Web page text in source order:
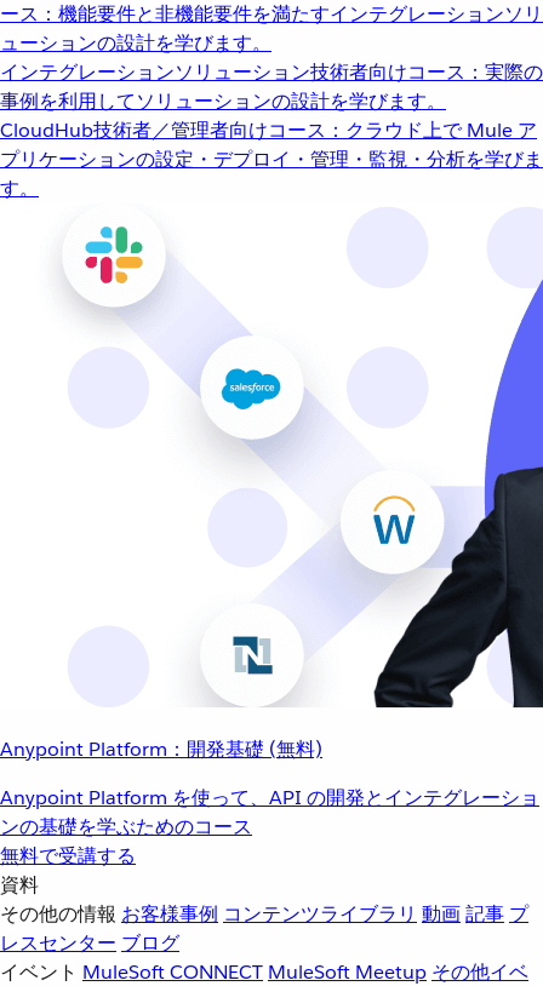
ース：機能要件と非機能要件を満たすインテグレーションソリ
ューションの設計を学びます。
インテグレーションソリューション技術者向けコース：実際の
事例を利用してソリューションの設計を学びます。
CloudHub技術者／管理者向けコース：クラウド上で Mule ア
プリケーションの設定・デプロイ・管理・監視・分析を学びま
す。
Anypoint Platform：開発基礎 (無料)
Anypoint Platform を使って、API の開発とインテグレーショ
ンの基礎を学ぶためのコース
無料で受講する
資料
その他の情報 お客様事例 コンテンツライブラリ 動画記事 プ
レスセンター ブログ
イベント MuleSoft CONNECT MuleSoft Meetup その他イベ